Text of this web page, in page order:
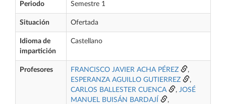
Periodo Semestre 1
Situación Ofertada
Idioma de
impartición
Castellano
Profesores FRANCISCO JAVIER ACHA PÉREZ
,
ESPERANZA AGUILLO GUTIERREZ
,
CARLOS BALLESTER CUENCA
, JOSÉ
MANUEL BUISÁN BARDAJÍ
,